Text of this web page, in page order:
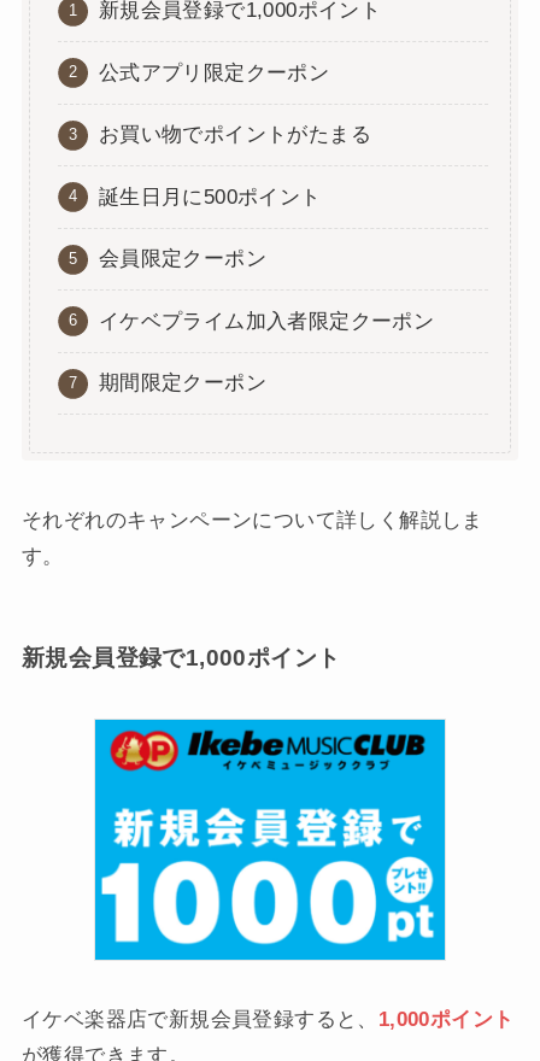
新規会員登録で1,000ポイント
公式アプリ限定クーポン
お買い物でポイントがたまる
誕生日月に500ポイント
会員限定クーポン
イケベプライム加入者限定クーポン
期間限定クーポン
それぞれのキャンペーンについて詳しく解説しま
す。
新規会員登録で1,000ポイント
イケベ楽器店で新規会員登録すると、 1,000ポイント
が獲得できます。